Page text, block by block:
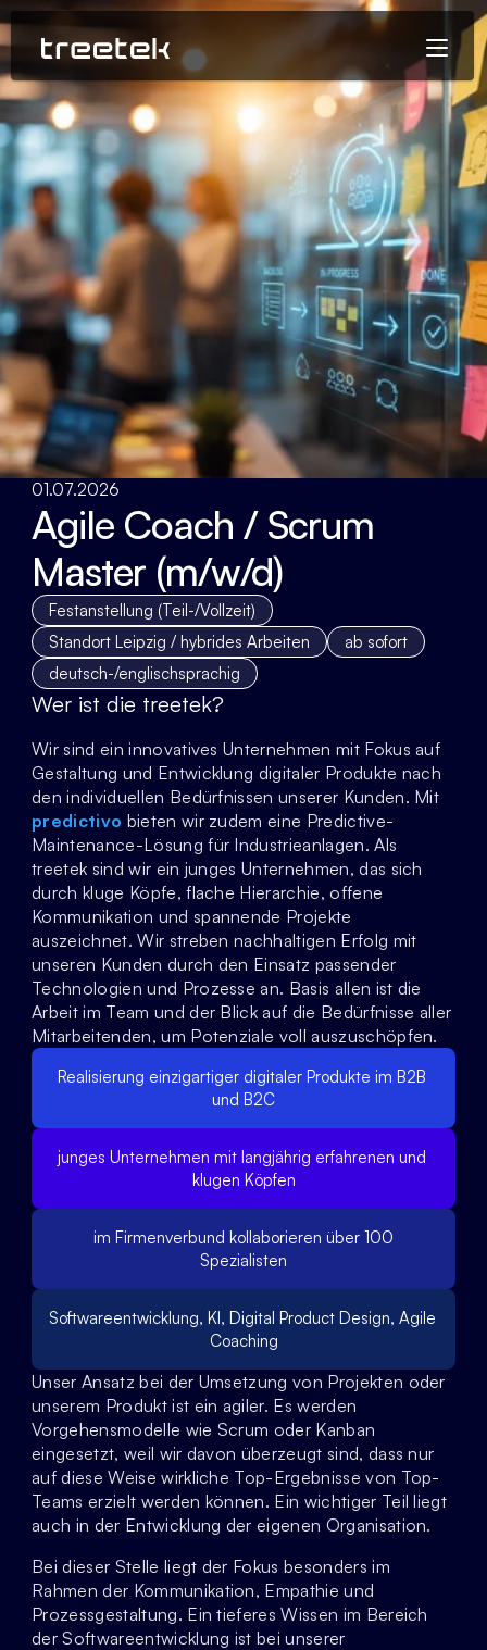
01.07.2026
Agile Coach / Scrum
Master (m/w/d)
Festanstellung (Teil-/Vollzeit)
Standort Leipzig / hybrides Arbeiten
ab sofort
deutsch-/englischsprachig
Wer ist die treetek?
Wir sind ein innovatives Unternehmen mit Fokus auf
Gestaltung und Entwicklung digitaler Produkte nach
predictivo bieten wir zudem eine Predictive-
Maintenance-Lösung für Industrieanlagen. Als
treetek sind wir ein junges Unternehmen, das sich
durch kluge Köpfe, flache Hierarchie, offene
Kommunikation und spannende Projekte
auszeichnet. Wir streben nachhaltigen Erfolg mit
unseren Kunden durch den Einsatz passender
Technologien und Prozesse an. Basis allen ist die
Arbeit im Team und der Blick auf die Bedürfnisse aller
Mitarbeitenden, um Potenziale voll auszuschöpfen.
Realisierung einzigartiger digitaler Produkte im B2B
und B2C
junges Unternehmen mit langjährig erfahrenen und
klugen Köpfen
Spezialisten
Softwareentwicklung, KI, Digital Product Design, Agile
Coaching
Unser Ansatz bei der Umsetzung von Projekten oder
unserem Produkt ist ein agiler. Es werden
Vorgehensmodelle wie Scrum oder Kanban
eingesetzt, weil wir davon überzeugt sind, dass nur
auf diese Weise wirkliche Top-Ergebnisse von Top-
Teams erzielt werden können. Ein wichtiger Teil liegt
auch in der Entwicklung der eigenen Organisation.
Bei dieser Stelle liegt der Fokus besonders im
Rahmen der Kommunikation, Empathie und
Prozessgestaltung. Ein tieferes Wissen im Bereich
der Softwareentwicklung ist bei unserer